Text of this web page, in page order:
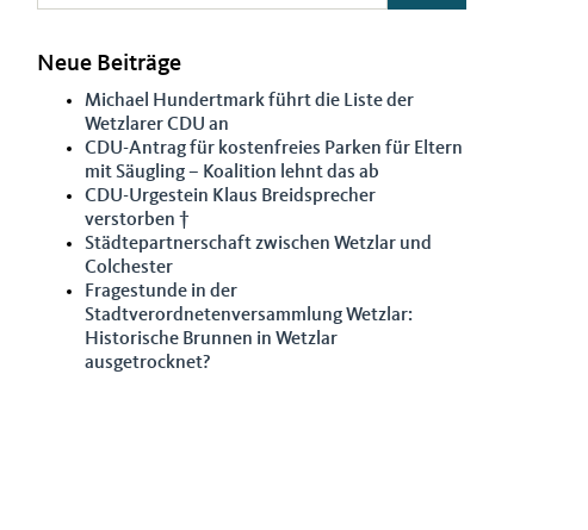
Neue Beiträge
Michael Hundertmark führt die Liste der
Wetzlarer CDU an
CDU-Antrag für kostenfreies Parken für Eltern
mit Säugling – Koalition lehnt das ab
CDU-Urgestein Klaus Breidsprecher
verstorben †
Städtepartnerschaft zwischen Wetzlar und
Colchester
Fragestunde in der
Stadtverordnetenversammlung Wetzlar:
Historische Brunnen in Wetzlar
ausgetrocknet?